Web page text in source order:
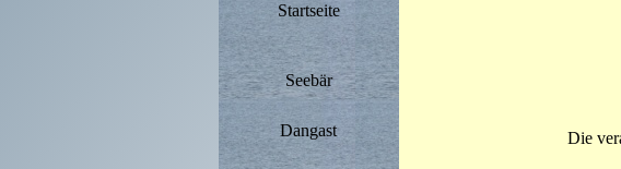
Startseite
Seebär
Dangast
Die